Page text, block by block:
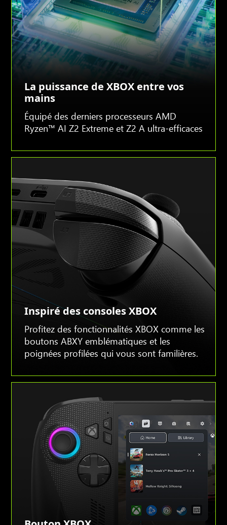
Z2
Extreme
La puissance de XBOX entre vos
mains
Équipé des derniers processeurs AMD
Ryzen™ AI Z2 Extreme et Z2 A ultra-efficaces
Inspiré des consoles XBOX
Profitez des fonctionnalités XBOX comme les
boutons ABXY emblématiques et les
poignées profilées qui vous sont familières.